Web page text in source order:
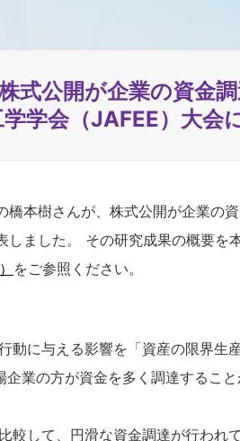
式公開が企業の資金
学会（JAFEE）大会
本樹さんが、株式公開が企業の
ました。 その研究成果の概要を
をご参照ください。
に与える影響を「資産の限界生
業の方が資金を多く調達するこ
して、円滑な資金調達が行われ